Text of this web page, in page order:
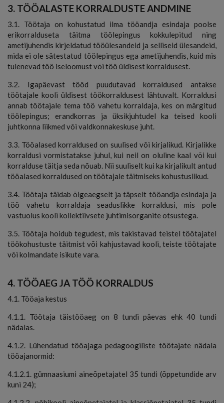
3. TÖÖALASTE KORRALDUSTE ANDMINE
3.1. Töötaja on kohustatud ilma tööandja esindaja poolse
erikorralduseta täitma töölepingus kokkulepitud ning
ametijuhendis kirjeldatud tööülesandeid ja selliseid ülesandeid,
mida ei ole sätestatud töölepingus ega ametijuhendis, kuid mis
tulenevad töö iseloomust või töö üldisest korraldusest.
3.2. Igapäevast tööd puudutavad korraldused antakse
töötajale kooli üldisest töökorraldusest lähtuvalt. Korraldusi
annab töötajale tema töö vahetu korraldaja, kes on märgitud
töölepingus; erandkorras ja üksikjuhtudel ka teised kooli
juhtkonna liikmed või valdkonnakeskuse juht.
3.3. Tööalased korraldused on suulised või kirjalikud. Kirjalikke
korraldusi vormistatakse juhul, kui neil on oluline kaal või kui
korralduse täitja seda nõuab. Nii suuliselt kui ka kirjalikult antud
tööalased korraldused on töötajale täitmiseks kohustuslikud.
3.4. Töötaja täidab õigeaegselt ja täpselt tööandja esindaja ja
töö vahetu korraldaja seaduslikke korraldusi, mis pole
vastuolus kooli kollektiivsete juhtimisorganite otsustega.
3.5. Töötaja hoidub tegudest, mis takistavad teistel töötajatel
töökohustuste täitmist või kahjustavad kooli, teiste töötajate
või kolmandate isikute vara.
4. TÖÖAEG JA TÖÖ KORRALDUS
4.1. Tööaja kestus
4.1.1. Töötaja täistööaeg on 8 tundi päevas ehk 40 tundi
nädalas.
4.1.2. Lühendatud tööajaga pedagoogiliste töötajate nädala
tööajanormid:
4.1.2.1. gümnaasiumi aineõpetajatel 35 tundi (õppetundide arv
kuni 24);